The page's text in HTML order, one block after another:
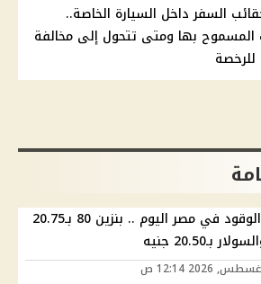
السفر داخل السيارة الخاصة..
المسموح بها ومتى تتحول إلى مخالفة
أسعار الوقود في مصر اليوم .. بنزين 80 بـ20.75
بـ20.50 جنيه